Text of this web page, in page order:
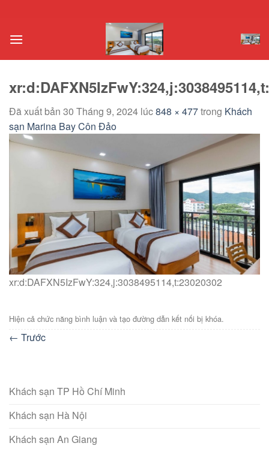
nội
Đã xuất bản 30 Tháng 9, 2024 lúc848 × 477trong Khách
sạn Marina Bay Côn Đảo
xr:d:DAFXN5IzFwY:324,j:3038495114,t:23020302
Hiện cả chức năng bình luận và tạo đường dẫn kết nối bị khóa.
← Trước
Khách sạn TP Hồ Chí Minh
Khách sạn Hà Nội
Khách sạn An Giang